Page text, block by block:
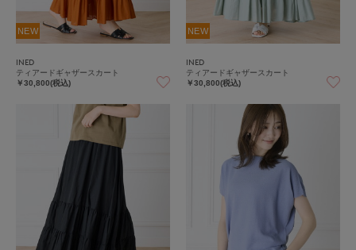
NEW
INED
ティアードギャザースカート
￥30,800(税込)
NEW
INED
ティアードギャザースカート
￥30,800(税込)